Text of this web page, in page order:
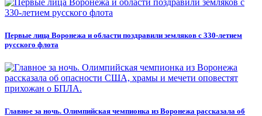
Первые лица Воронежа и области поздравили земляков с 330-летием
русского флота
Главное за ночь. Олимпийская чемпионка из Воронежа рассказала об